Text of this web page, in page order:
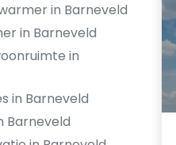
in Barneveld
in Barneveld
in
in Barneveld
Barneveld